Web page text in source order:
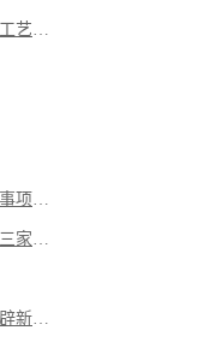
全自动烩面机使用时的注意事项有哪些
年入百万不是梦，何总靠着三家烙馍批发门店实现致富梦
全自动烙馍机助力馒头店开辟新思路